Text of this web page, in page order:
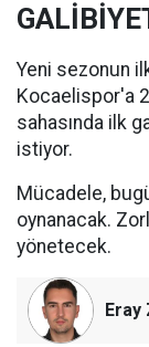
Yeni sezonun
Kocaelispor'a
sahasında ilk
istiyor.
Mücadele,
oynanacak.
yönetecek.
Eray